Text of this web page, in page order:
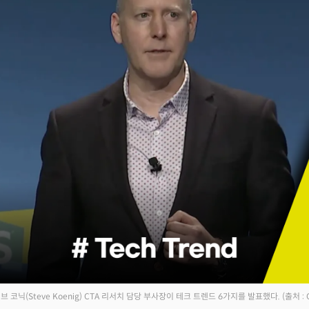
코닉(Steve Koenig) CTA 리서치 담당 부사장이 테크 트렌드 6가지를 발표했다. (출처 :